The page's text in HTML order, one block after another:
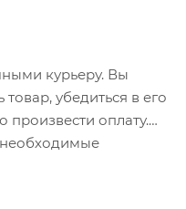
курьеру. Вы
убедиться в его
произвести оплату.
необходимые